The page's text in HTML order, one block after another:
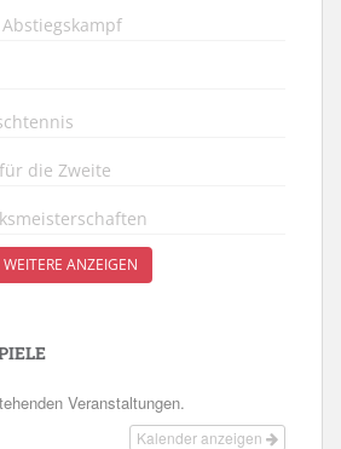
die Zweite
WEITERE ANZEIGEN
Veranstaltungen.
Kalender anzeigen